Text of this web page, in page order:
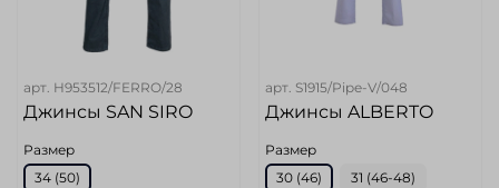
арт. H953512/FERRO/28
Джинсы SAN SIRO
Размер
34 (50)
арт. S1915/Pipe-V/048
Джинсы ALBERTO
Размер
30 (46)
31 (46-48)